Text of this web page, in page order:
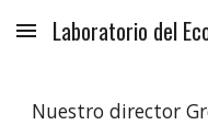
Skip to main content
Laboratorio del
Nuestro director